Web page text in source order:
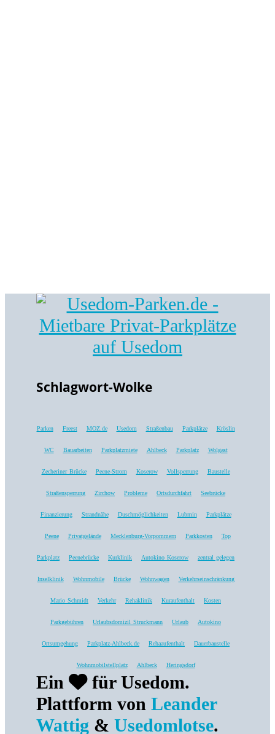
Schlagwort-Wolke
Parken Freest MOZ.de Usedom Straßenbau Parkplätze Kröslin
WC Bauarbeiten Parkplatzmiete Ahlbeck Parkplatz Wolgast
Zecheriner Brücke Peene-Strom Koserow Vollsperrung Baustelle
Straßensperrung Zirchow Probleme Ortsdurchfahrt Seebrücke
Finanzierung Strandnähe Duschmöglichkeiten Lubmin Parkplätze
Peene Privatgelände Mecklenburg-Vorpommern Parkkosten Top
Parkplatz Peenebrücke Kurklinik Autokino Koserow zentral gelegen
Inselklinik Wohnmobile Brücke Wohnwagen Verkehrseinschränkung
Mario Schmidt Verkehr Rehaklinik Kuraufenthalt Kosten
Parkgebühren Urlaubsdomizil Struckmann Urlaub Autokino
Ortsumgehung Parkplatz-Ahlbeck.de Rehaaufenthalt Dauerbaustelle
Wohnmobilstellplatz Ahlbeck Heringsdorf
Ein
für Usedom.
Plattform vonLeander
Wattig &Usedomlotse.